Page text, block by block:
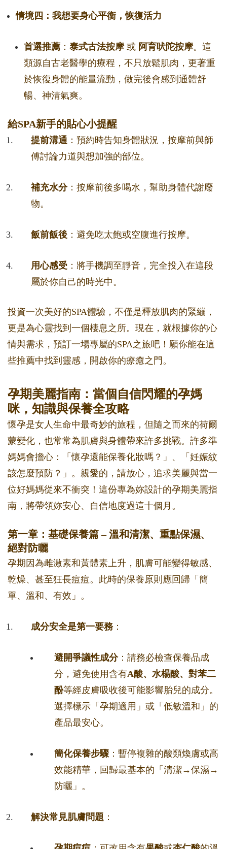
情境四：我想要身心平衡，恢復活力
首選推薦 ： 泰式古法按摩或 阿育吠陀按摩。這
類源自古老醫學的療程，不只放鬆肌肉，更著重
於恢復身體的能量流動，做完後會感到通體舒
暢、神清氣爽。
給SPA新手的貼心小提醒
提前溝通 ：預約時告知身體狀況，按摩前與師
傅討論力道與想加強的部位。
補充水分：按摩前後多喝水，幫助身體代謝廢
物。
飯前飯後 ：避免吃太飽或空腹進行按摩。
用心感受 ：將手機調至靜音，完全投入在這段
屬於你自己的時光中。
投資一次美好的SPA體驗，不僅是釋放肌肉的緊繃，
更是為心靈找到一個棲息之所。現在，就根據你的心
情與需求，預訂一場專屬的SPA之旅吧！願你能在這
些推薦中找到靈感，開啟你的療癒之門。
孕期美麗指南：當個自信閃耀的孕媽
咪，知識與保養全攻略
懷孕是女人生命中最奇妙的旅程，但隨之而來的荷爾
蒙變化，也常常為肌膚與身體帶來許多挑戰。許多準
媽媽會擔心：「懷孕還能保養化妝嗎？」、「妊娠紋
該怎麼預防？」。親愛的，請放心，追求美麗與當一
位好媽媽從來不衝突！這份專為妳設計的孕期美麗指
南，將帶領妳安心、自信地度過這十個月。
第一章：基礎保養篇 – 溫和清潔、重點保濕、
絕對防曬
孕期因為雌激素和黃體素上升，肌膚可能變得敏感、
乾燥、甚至狂長痘痘。此時的保養原則應回歸「簡
單、溫和、有效」。
成分安全是第一要務：
避開爭議性成分：請務必檢查保養品成
分，避免使用含有A酸、水楊酸、對苯二
酚等經皮膚吸收後可能影響胎兒的成分。
選擇標示「孕期適用」或「低敏溫和」的
產品最安心。
簡化保養步驟 ：暫停複雜的酸類煥膚或高
效能精華，回歸最基本的「清潔→保濕→
防曬」。
解決常見肌膚問題 ：